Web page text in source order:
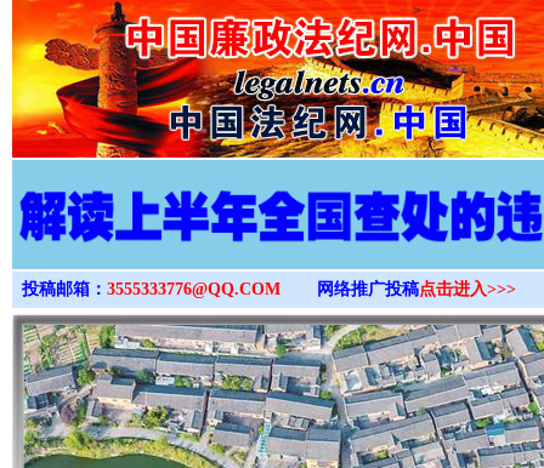
>
投稿邮箱： 3555333776@QQ.COM 网络推广投稿点击进入>>>